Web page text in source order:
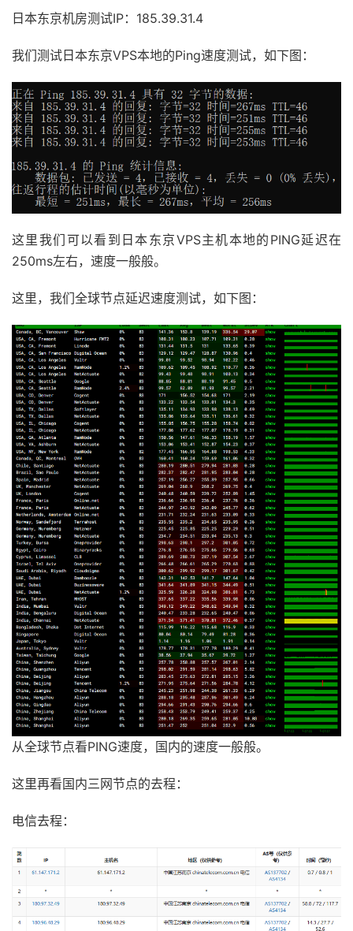
日本东京机房测试IP：185.39.31.4
我们测试日本东京VPS本地的Ping速度测试，如下图：
这里我们可以看到日本东京VPS主机本地的PING延迟在
250ms左右，速度一般般。
这里，我们全球节点延迟速度测试，如下图：
从全球节点看PING速度，国内的速度一般般。
这里再看国内三网节点的去程：
电信去程：